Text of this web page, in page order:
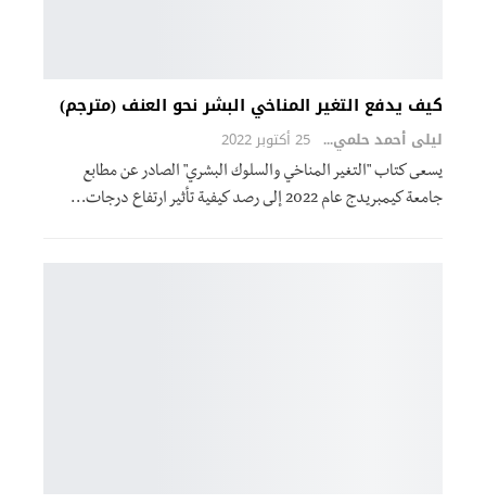
كيف يدفع التغير المناخي البشر نحو العنف (مترجم)
ليلى أحمد حلمي 25 أكتوبر 2022
يسعى كتاب "التغير المناخي والسلوك البشري" الصادر عن مطابع
جامعة كيمبريدج عام 2022 إلى رصد كيفية تأثير ارتفاع درجات
…